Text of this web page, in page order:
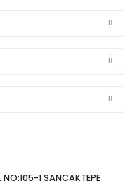
NO:105-1 SANCAKTEPE